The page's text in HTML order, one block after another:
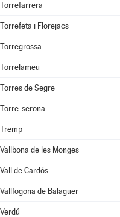
Torrefarrera
Torrefeta i Florejacs
Torregrossa
Torrelameu
Torres de Segre
Torre-serona
Tremp
Vallbona de les Monges
Vall de Cardós
Vallfogona de Balaguer
Verdú